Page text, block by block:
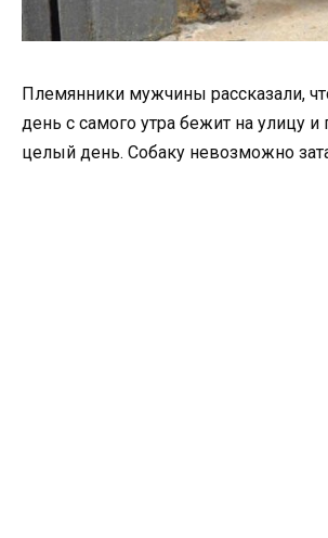
Племянники мужчины рассказали,
день с самого утра бежит на улицу и
целый день. Собаку невозможно